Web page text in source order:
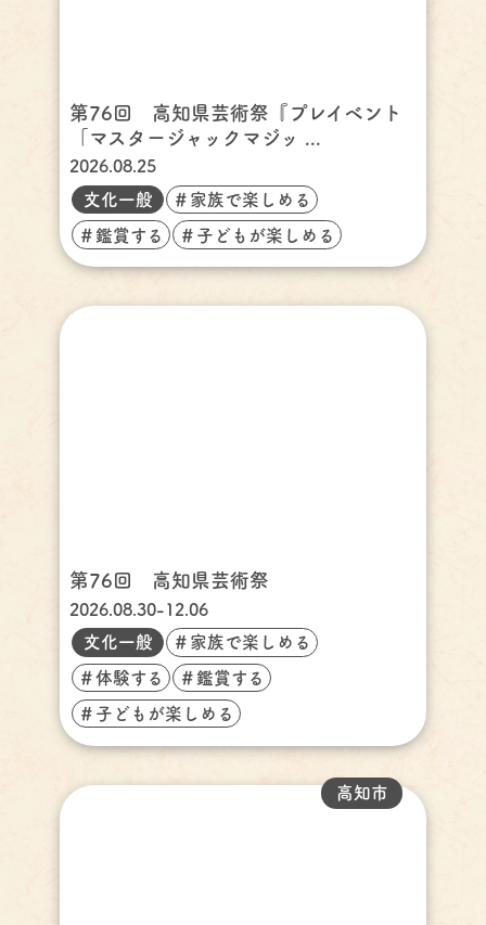
第76回 高知県芸術祭『プレイベント
「マスタージャックマジッ ...
2026.08.25
文化一般
＃家族で楽しめる
＃鑑賞する ＃子どもが楽しめる
第76回 高知県芸術祭
2026.08.30-12.06
文化一般
＃家族で楽しめる
＃体験する ＃鑑賞する
＃子どもが楽しめる
高知市